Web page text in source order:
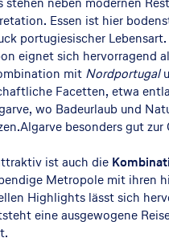
Essen ist hier
portugiesischer Lebensart.
eignet sich hervorragend
mit Nordportugal
Facetten, etwa
wo Badeurlaub und
besonders gut
ist auch die
Metropole mit ihren
Highlights lässt sich
eine ausgewogene